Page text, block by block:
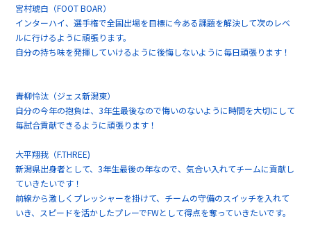
宮村琥白（FOOT BOAR）
インターハイ、選手権で全国出場を目標に今ある課題を解決して次のレベ
ルに行けるように頑張ります。
自分の持ち味を発揮していけるように後悔しないように毎日頑張ります！
青柳怜汰（ジェス新潟東）
自分の今年の抱負は、3年生最後なので悔いのないように時間を大切にして
毎試合貢献できるように頑張ります！
大平翔我（F.THREE)
新潟県出身者として、3年生最後の年なので、気合い入れてチームに貢献し
ていきたいです！
前線から激しくプレッシャーを掛けて、チームの守備のスイッチを入れて
いき、スピードを活かしたプレーでFWとして得点を奪っていきたいです。